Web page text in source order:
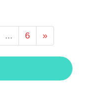
... 6 »